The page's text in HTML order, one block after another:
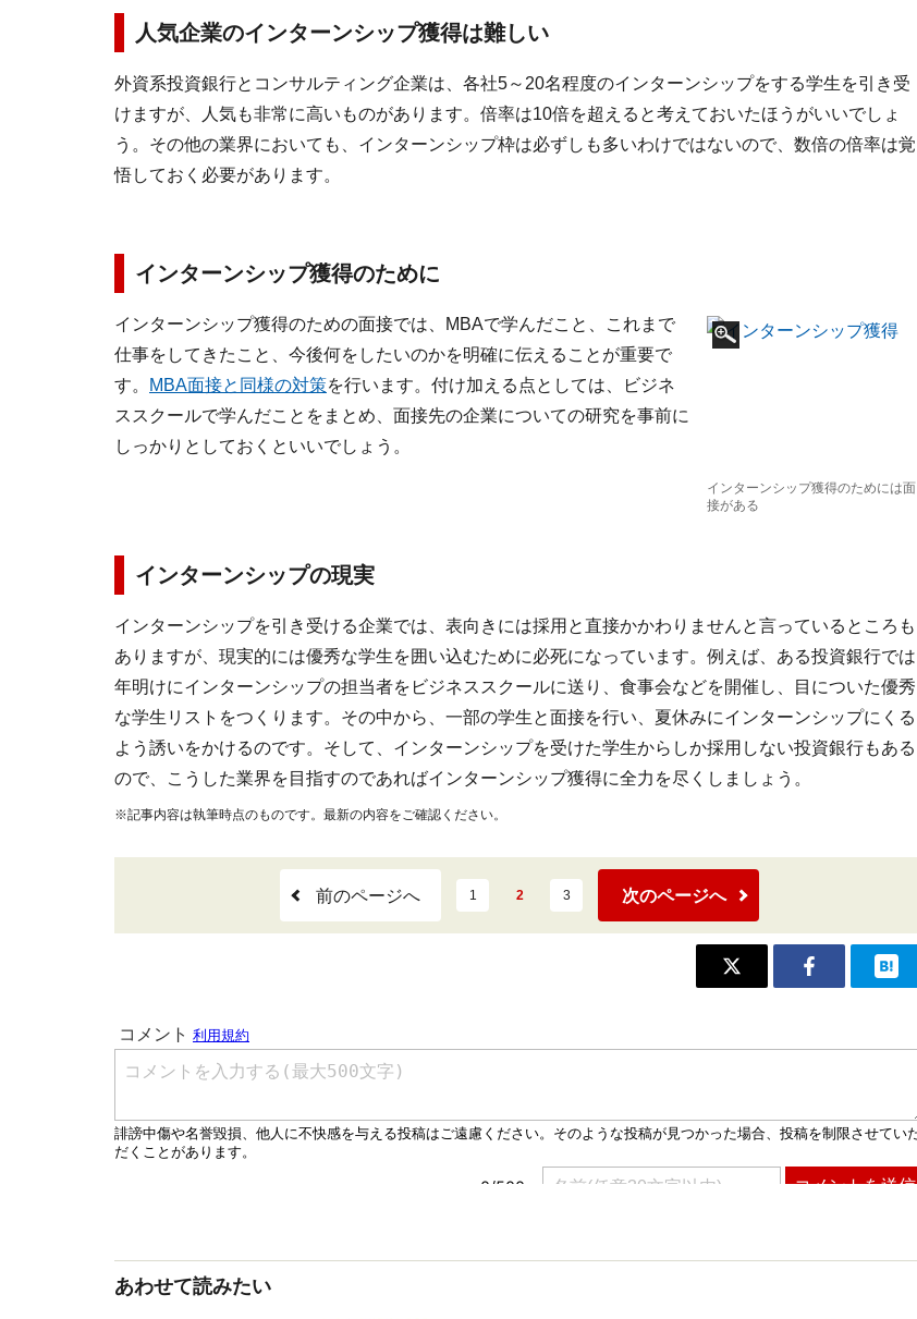
人気企業のインターンシップ獲得は難しい
外資系投資銀行とコンサルティング企業は、各社5～20名程度のインターンシップをする学生を引き受
けますが、人気も非常に高いものがあります。倍率は10倍を超えると考えておいたほうがいいでしょ
う。その他の業界においても、インターンシップ枠は必ずしも多いわけではないので、数倍の倍率は覚
悟しておく必要があります。
インターンシップ獲得のために
インターンシップ獲得のためには面
接がある
インターンシップ獲得のための面接では、MBAで学んだこと、これまで
仕事をしてきたこと、今後何をしたいのかを明確に伝えることが重要で
す。
MBA面接と同様の対策を行います。付け加える点としては、ビジネ
ススクールで学んだことをまとめ、面接先の企業についての研究を事前に
しっかりとしておくといいでしょう。
インターンシップの現実
インターンシップを引き受ける企業では、表向きには採用と直接かかわりませんと言っているところも
ありますが、現実的には優秀な学生を囲い込むために必死になっています。例えば、ある投資銀行では
年明けにインターンシップの担当者をビジネススクールに送り、食事会などを開催し、目についた優秀
な学生リストをつくります。その中から、一部の学生と面接を行い、夏休みにインターンシップにくる
よう誘いをかけるのです。そして、インターンシップを受けた学生からしか採用しない投資銀行もある
ので、こうした業界を目指すのであればインターンシップ獲得に全力を尽くしましょう。
※記事内容は執筆時点のものです。最新の内容をご確認ください。
前のページへ 1 2 3 次のページへ
あわせて読みたい